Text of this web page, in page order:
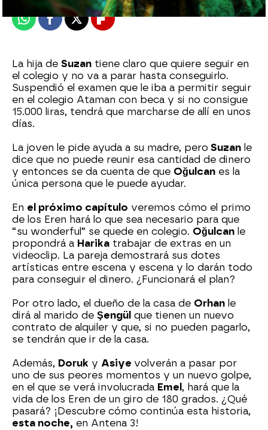
WhatsappFacebook
X Flipboard
La hija de Suzan tiene claro que quiere seguir en
el colegio y no va a parar hasta conseguirlo.
Suspendió el examen que le iba a permitir seguir
en el colegio Ataman con beca y si no consigue
15.000 liras, tendrá que marcharse de allí en unos
días.
La joven le pide ayuda a su madre, pero Suzan le
dice que no puede reunir esa cantidad de dinero
y entonces se da cuenta de que Oğulcan es la
única persona que le puede ayudar.
En el próximo capítulo veremos cómo el primo
de los Eren hará lo que sea necesario para que
“su wonderful” se quede en colegio. Oğulcan le
propondrá a Harika trabajar de extras en un
videoclip. La pareja demostrará sus dotes
artísticas entre escena y escena y lo darán todo
para conseguir el dinero. ¿Funcionará el plan?
Por otro lado, el dueño de la casa de Orhan le
dirá al marido de Şengül que tienen un nuevo
contrato de alquiler y que, si no pueden pagarlo,
se tendrán que ir de la casa.
Además, Doruk y Asiye volverán a pasar por
uno de sus peores momentos y un nuevo golpe,
en el que se verá involucrada Emel , hará que la
vida de los Eren de un giro de 180 grados. ¿Qué
pasará? ¡Descubre cómo continúa esta historia,
esta noche, en Antena 3!